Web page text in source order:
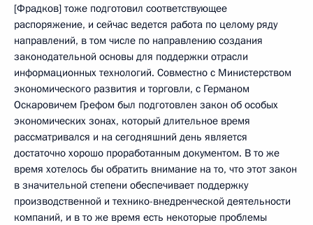
[Фрадков] тоже подготовил соответствующее
распоряжение, и сейчас ведется работа по целому ряду
направлений, в том числе по направлению создания
законодательной основы для поддержки отрасли
информационных технологий. Совместно с Министерством
экономического развития и торговли, с Германом
Оскаровичем Грефом был подготовлен закон об особых
экономических зонах, который длительное время
рассматривался и на сегодняшний день является
достаточно хорошо проработанным документом. В то же
время хотелось бы обратить внимание на то, что этот закон
в значительной степени обеспечивает поддержку
производственной и технико-внедренческой деятельности
компаний, и в то же время есть некоторые проблемы